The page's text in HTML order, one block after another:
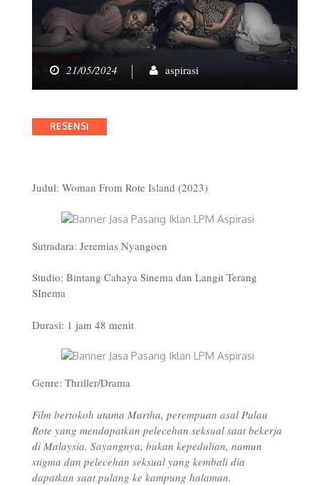
21/05/2024 aspirasi
Categories
RESENSI
Judul: Woman From Rote Island (2023)
Sutradara: Jeremias Nyangoen
Studio: Bintang Cahaya Sinema dan Langit Terang
SInema
Durasi: 1 jam 48 menit
Genre: Thriller/Drama
Film bertokoh utama Martha, perempuan asal Pulau
Rote yang mendapatkan pelecehan seksual saat bekerja
di Malaysia. Sayangnya, bukan kepedulian, namun
stigma dan pelecehan seksual yang kembali dia
dapatkan saat pulang ke kampung halaman.